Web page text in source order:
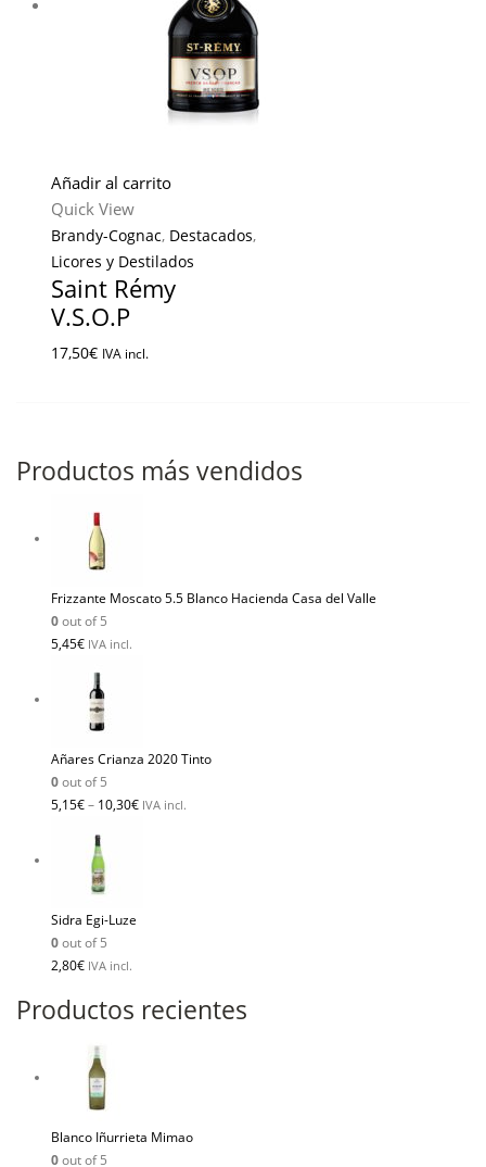
Añadir al carrito
Quick View
Brandy-Cognac, Destacados,
Licores y Destilados
Saint Rémy
V.S.O.P
17,50€ IVA incl.
Productos más vendidos
Frizzante Moscato 5.5 Blanco Hacienda Casa del Valle
0out of 5
5,45€ IVA incl.
Añares Crianza 2020 Tinto
0out of 5
5,15€– 10,30€ IVA incl.
Sidra Egi-Luze
0out of 5
2,80€ IVA incl.
Productos recientes
Blanco Iñurrieta Mimao
0out of 5